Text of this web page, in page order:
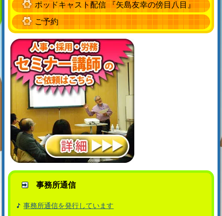
ポッドキャスト配信 『矢島友幸の傍目八目』
ご予約
事務所通信
事務所通信を発行しています